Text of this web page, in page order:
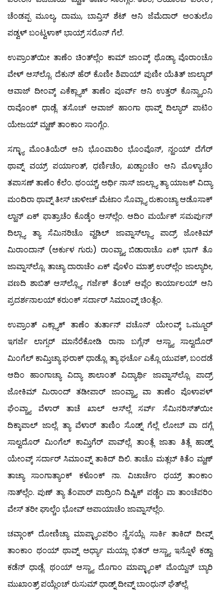
ಚೆಂಡಪ್ಪ ಮೂಲ್ಯ, ದಾಮು, ಬಾವ್ತಿಸ್ ಶೆಟ್ ಆನಿ ಜೆಮೆದಾರ್ ಅಂತುಲೊ
ಪಡ್ವಳ್ ಬಂಟ್ವಳಾಕ್ ಭಾಯ್ರ್ ಸರೊನ್ ಗೆಲೆ.
ಉಪ್ರಾಂತ್‍ಯೀ ತಾಣೆಂ ಚಿಂತ್‍ಲ್ಲೆಂ ಕಾಮ್ ಜಾಂವ್ಕ್ ಥೊಡ್ಯಾ ವೊರಾಂಚೊ
ವೇಳ್ ಆಸ್‍ಲ್ಲೊ. ದೆಕುನ್ ಹೆರ್ ಕೊಣೀ ಶಿಪಾಯ್ ಪುಣೀ ಯೆತಿತ್ ಜಾಲ್ಯಾರ್
ಆವಾಜ್ ದೀಂವ್ಕ್ ಎಕೆಕ್ಲ್ಯಾಕ್ ತಾಣೆಂ ಪೂರ್ವ್ ಆನಿ ಉತ್ತರ್ ಕೊನ್ಶ್ಯಾಂನಿ
ರಾವೊಂಕ್ ಧಾಡ್ಲೆ. ತಸೊಚ್ ಆವಾಜ್ ಹಾಂಗಾ ಥಾವ್ನ್ ದಿಲ್ಯಾರ್ ಪಾಟಿಂ
ಯೇಜಯ್ ಮ್ಹಣ್ ತಾಂಕಾಂ ಸಾಂಗ್ಲೆಂ.
ಸಗ್ಳ್ಯಾ ಮೊಂತಿಯೆರ್ ಆನಿ ಭೊಂವಾರಿಂ ಭೊಂವೊನ್, ನ್ಹಂಯ್ ದೆಗೆರ್
ಥಾವ್ನ್ ವಯ್ರ್ ಪರ್ಯಾಂತ್, ಧರ್ಣಿಚೆಂ, ಖಡ್ಪಾಂಚೆಂ ಆನಿ ಮೊಳ್ಯಾಚೆಂ
ತಪಾಸಣ್ ತಾಣೆಂ ಕೆಲೆಂ. ಥಂಯ್ಚ್, ಅರ್ಧಿ ನಾಸ್ ಜಾಲ್ಲ್ಯಾ ತ್ಯಾ ಯಾಜಕ್ ವಿದ್ಯಾ
ಮಂದಿರಾ ಥಾವ್ನ್ ತೀಸ್ ಚಾಳೀಚ್ ಮೆಟಾಂ ಸೊವ್ಲ್ಯಾ ರುಕಾಂಚ್ಯಾ ಆಡೊಸಾಕ್
ಲ್ಹಾನ್ ಏಕ್ ಫಾತ್ರಾಚೆಂ ಕೊಡ್ಕೆಂ ಆಸ್‍ಲ್ಲೆಂ. ಆದಿಂ ಮರ್ಯೆಕ್ ಸಮರ್ಪುನ್
ದಿಲ್ಲ್ಯಾ ತ್ಯಾ ಸೆಮಿನರಿಚೊ ವ್ಹಡಿಲ್ ಜಾವ್ನಾಸ್‍ಲ್ಲ್ಯಾ ಪಾದ್ರ್ ಜೋಕಿಮ್
ಮಿರಾಂದಾನ್ (ಅರ್ಕುಳ ಗುರು) ರಾಂವ್ಚ್ಯಾ ಬಿಡಾರಾಚೊ ಏಕ್ ಭಾಗ್ ತೊ
ಜಾವ್ನಾಸ್‍ಲ್ಲೊ. ತಾಚ್ಯಾ ದಾರಾಚೆಂ ಏಕ್ ಪೊಳೆಂ ಮಾತ್ರ್ ಉರ್‌ಲ್ಲೆಂ ಜಾಲ್ಯಾರೀ,
ವಣದಿ ಶಾಬಿತ್ ಆಸ್‍ಲ್ಲ್ಯೊ. ಗರ್ಜೆಕ್ ತೆಂಚ್ ಆಪ್ಲೆಂ ಕಾರ್ಯಾಲಯ್ ಆನಿ
ಪ್ರದರ್ಶನಾಲಯ್ ಕರುಂಕ್ ಸರ್ದಾರ್ ಸಿಮಾಂವ್ನ್ ಚಿಂತ್ಲೆಂ.
ಉಪ್ರಾಂತ್ ಎಕ್ಲ್ಯಾಕ್ ತಾಣೆಂ ತುರ್ತಾನ್ ವಚೊನ್ ಯೇಂವ್ಕ್ ಒಮ್ಜೂರ್
ಇಗರ್ಜೆ ಲಾಗ್ಸರ್ ಮಾನೆರೆಕೋಡಿ ರಾನಾ ಬಗ್ಲೆನ್ ಆಸ್ಚ್ಯಾ ಸಾಲ್ವದೊರ್
ಮಿಂಗೆಲ್ ಕಾಮ್ತಿಚ್ಯಾ ಘರಾಕ್ ಧಾಡ್ಲೊ. ತ್ಯಾ ಘರ್ಚೊ ಎಕ್ಲೊ ಯುವಕ್, ಬಂದಡೆ
ಆದಿಂ ಹಾಂಗಾಚ್ಯಾ ವಿದ್ಯಾ ಶಾಲಾಂತ್ ವಿದ್ಯಾರ್ಥಿ ಜಾವ್ನಾಸ್‍ಲ್ಲೊ. ಪಾದ್ರ್
ಜೋಕಿಮ್ ಮಿರಾಂದ್ ತಡೀಪಾರ್ ಜಾಂವ್ಚ್ಯಾ ವಾ ತಾಣೆಂ ಪೊಳಾಪಳ್
ಘೆಂವ್ಚ್ಯಾ ವೆಳಾರ್ ತಾಚೆ ಖಾಲ್ ಆಸ್‍ಲ್ಲೆ ಸರ್ವ್ ಸೆಮಿನರಿಸ್ತ್‍ಯೀ
ದಿಕ್ಕಾಪಾಲ್ ಜಾಲ್ಲೆ. ತ್ಯಾ ವೆಳಾರ್ ತಾಣಿಂ ಸೊಡ್ನ್ ಗೆಲ್ಲೆ ಲೋಬ್ ವಾ ದಗ್ಲೆ
ಸಾಲ್ವದೊರ್ ಮಿಂಗೆಲ್ ಕಾಮ್ತಿಗೆರ್ ಪಾವ್‍ಲ್ಲೆ. ತಾಂತ್ಲೆ ಜಾತಾ ತಿತ್ಲೆ ಹಾಡ್ನ್
ಯೇಂವ್ಕ್ ಸರ್ದಾರ್ ಸಿಮಾಂವ್ನ್ ತಾಕಿದ್ ದಿಲಿ. ತಾಚೊ ಮತ್ಲಬ್ ಕಿತೆಂ ಮ್ಹಣ್
ತಾಚ್ಯಾ ಸಾಂಗಾತ್ಯಾಂಕ್ ಕಳೊಂಕ್ ನಾ. ವಿಚಾರ್ಚೆಂ ಧಯ್ರ್ ತಾಂಕಾಂ
ನಾತ್‍ಲ್ಲೆಂ. ಪುಣ್ ತ್ಯಾ ತೆಂಪಾರ್ ಪಾದ್ರಿಂನಿ ದಿಷ್ಟಿಕ್ ಪಡ್ಚೆಂ ವಾ ತಾಂಚೆಪರಿಂ
ವೇಸ್ ತರೀ ಘಾಲ್ಚೆಂ ಭೋವ್ ಅಪಾಯಾಚೆಂ ಜಾವ್ನಾಸ್‍ಲ್ಲೆಂ.
ಚವ್ಗಾಂಕ್ ದೋಣಿಚ್ಯಾ ಮಾಪ್ಳ್ಯಾಂಪರಿಂ ನ್ಹೆಸಯ್ಲೆ. ಸಾರ್ಕಿ ತಾಕಿದ್ ದೀವ್ನ್
ತಾಂಕಾಂ ಥಂಯ್ ಥಾವ್ನ್ ಅರ್ಧ್ಯಾ ಮಯ್ಲಾ ಭಿತರ್ ಆಸ್ಚ್ಯಾ ಇನ್ನೊಳೆ ಕಡ್ವಾ
ಕಡೆನ್ ಧಾಡ್ಲೆ. ಥಂಯ್ ಆಸ್ಚ್ಯಾ ದೊಗಾಂ ಮಾಪ್ಳ್ಯಾಂಕ್ ಮೊಯ್ದಿನ್ ಬ್ಯಾರಿ
ಮುಖಾಂತ್ರ್ ಪಯ್ಲೆಂಚ್ ರುಸುಮ್ ಧಾಡ್ನ್ ದೀವ್ನ್ ಬಾಂಧುನ್ ಘೆತ್‍ಲ್ಲೆ.